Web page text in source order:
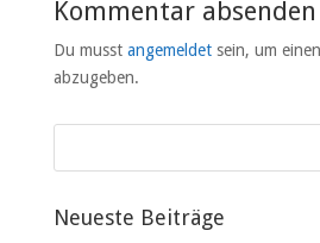
Kommentar absenden
Du musst angemeldetsein, um
abzugeben.
Neueste Beiträge